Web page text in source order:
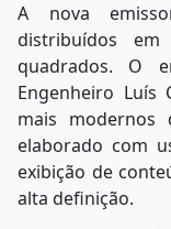
A nova
distribuídos
quadrados. O
Engenheiro Luís
mais
elaborado com
exibição de
alta definição.